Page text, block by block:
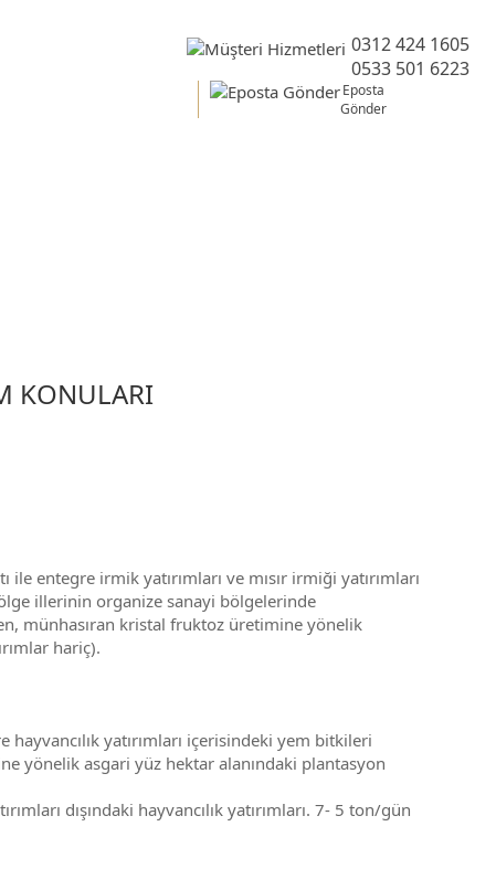
0312 424 1605
0533 501 6223
Eposta
Gönder
KONULARI
entegre irmik yatırımları ve mısır irmiği yatırımları
illerinin organize sanayi bölgelerinde
münhasıran kristal fruktoz üretimine yönelik
hariç).
yatırımları içerisindeki yem bitkileri
yönelik asgari yüz hektar alanındaki plantasyon
dışındaki hayvancılık yatırımları. 7- 5 ton/gün